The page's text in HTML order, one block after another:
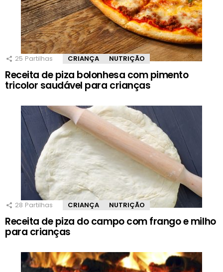
25 Partilhas CRIANÇA NUTRIÇÃO
Receita de piza bolonhesa com pimento
tricolor saudável para crianças
28 Partilhas CRIANÇA NUTRIÇÃO
Receita de piza do campo com frango e milho
para crianças